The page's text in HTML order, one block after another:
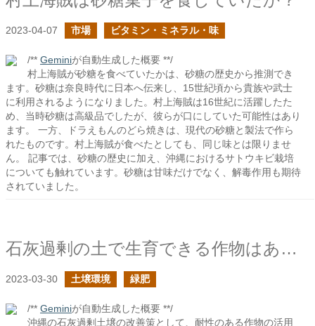
2023-04-07 市場 ビタミン・ミネラル・味
/** Geminiが自動生成した概要 **/
村上海賊が砂糖を食べていたかは、砂糖の歴史から推測でき
ます。砂糖は奈良時代に日本へ伝来し、15世紀頃から貴族や武士
に利用されるようになりました。村上海賊は16世紀に活躍したた
め、当時砂糖は高級品でしたが、彼らが口にしていた可能性はあり
ます。 一方、ドラえもんのどら焼きは、現代の砂糖と製法で作ら
れたものです。村上海賊が食べたとしても、同じ味とは限りませ
ん。 記事では、砂糖の歴史に加え、沖縄におけるサトウキビ栽培
についても触れています。砂糖は甘味だけでなく、解毒作用も期待
されていました。
石灰過剰の土で生育できる作物はあるか？
2023-03-30 土壌環境 緑肥
/** Geminiが自動生成した概要 **/
沖縄の石灰過剰土壌の改善策として、耐性のある作物の活用